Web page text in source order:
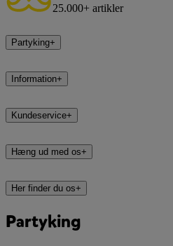
25.000+ artikler
Partyking+
Information+
Kundeservice+
Hæng ud med os+
Her finder du os+
Partyking